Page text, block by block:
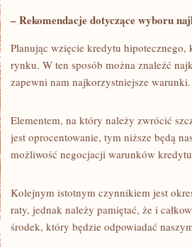
– Rekomendacje dotyczące wyboru
Planując wzięcie kredytu hipotecznego,
rynku. W ‌ten sposób można znaleźć
zapewni nam najkorzystniejsze warunki.
Elementem, na który należy zwrócić
jest oprocentowanie, tym niższe będą​
możliwość negocjacji warunków
Kolejnym‌ istotnym czynnikiem jest⁣
raty, jednak należy pamiętać, że i
środek, który będzie odpowiadać⁢